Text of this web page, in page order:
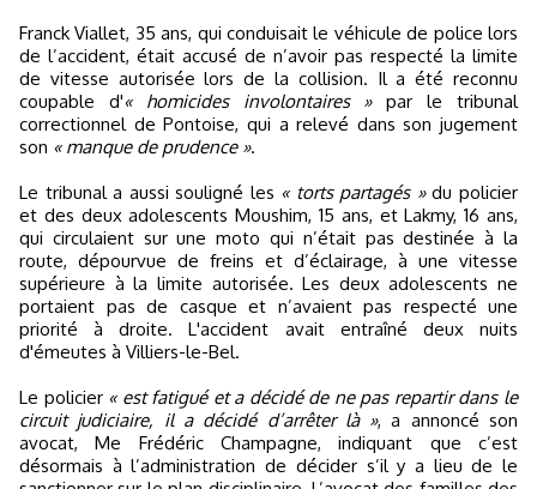
Franck Viallet, 35 ans, qui conduisait le véhicule de police lors
de l’accident, était accusé de n’avoir pas respecté la limite
de vitesse autorisée lors de la collision. Il a été reconnu
coupable d'« homicides involontaires »par le tribunal
correctionnel de Pontoise, qui a relevé dans son jugement
son « manque de prudence ».
Le tribunal a aussi souligné les « torts partagés »du policier
et des deux adolescents Moushim, 15 ans, et Lakmy, 16 ans,
qui circulaient sur une moto qui n’était pas destinée à la
route, dépourvue de freins et d’éclairage, à une vitesse
supérieure à la limite autorisée. Les deux adolescents ne
portaient pas de casque et n’avaient pas respecté une
priorité à droite. L'accident avait entraîné deux nuits
d'émeutes à Villiers-le-Bel.
Le policier « est fatigué et a décidé de ne pas repartir dans le
circuit judiciaire, il a décidé d’arrêter là », a annoncé son
avocat, Me Frédéric Champagne, indiquant que c’est
désormais à l’administration de décider s’il y a lieu de le